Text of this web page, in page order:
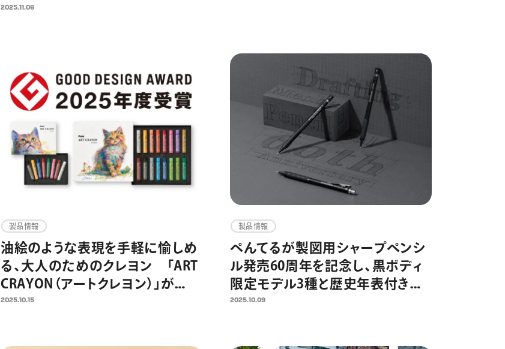
日（日）に日比谷OKUROJIで開
2025.11.06
製品情報
油絵のような表現を手軽に愉しめ
る、大人のためのクレヨン 「ART
CRAYON（アートクレヨン）」が
『2025年度グッドデザイン賞』を受
2025.10.15
製品情報
ぺんてるが製図用シャープペンシ
ル発売60周年を記念し、黒ボディ
限定モデル3種と歴史年表付きセ
ットを発売 世代を超えて、学生か
2025.10.09